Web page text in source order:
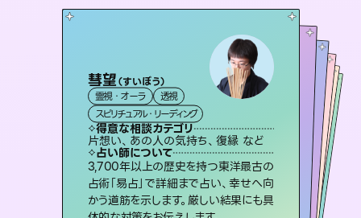
彗望（すいぼう）
霊視・オーラ
透視
スピリチュアル・リーディング
得意な相談カテゴリ
片想い、あの人の気持ち、復縁 など
占い師について
3,700年以上の歴史を持つ東洋最古の
占術「易占」で詳細まで占い、幸せへ向
かう道筋を示します。厳しい結果にも具
アイリス -iris-
西洋占星術 タロット
ルーン
得意な相談カテゴリ
恋愛総合、片想い、二人の未来 など
占い師について
復縁、恋愛、不倫の行方、同性愛や片
思い、仕事関係や借金問題まで知りた
いことや心の負担になっていることを
未来視師＊花
霊視・オーラ
スピリチュアル・リーディング
得意な相談カテゴリ
出逢い、片想い、復縁 など
占い師について
未来には何パターンもの選択肢があり
ます。不安で視えにくくなっているあな
たの素敵な未来を見つけ、その未来を
選択できるようアドバイスします。
桃源珠羽 とうげんみう
霊視・オーラ
スピリチュアル・リーディング
得意な相談カテゴリ
片想い、あの人の気持ち、復縁 など
占い師について
恋愛のお悩みの中でも特に「曖昧な関係」の相談を得意としており、友達以上恋人未満なお相手との今後や本音を丁寧に読み解き恋愛成就へと導きます。
おう 霊感オラクル
霊視・オーラ
オラクルカード
得意な相談カテゴリ
恋愛総合、あの人の気持ち など
占い師について
霊視×オラクルカードを使って「今」と
「未来」そして「気になるあの人の気持
ち」まで丁寧に読み解き、恋や人生のヒ
ントを優しく引き出します。
セラピスト理恵
霊視・オーラ タロット
スピリチュアル・リーディング
得意な相談カテゴリ
片想い、二人の未来、年の差 など
占い師について
連絡再開、復縁、成就などの報告実績
多数。セラピストとして2万超の施術経
験があるからこそできる鑑定で、より良
い未来をサポートします。